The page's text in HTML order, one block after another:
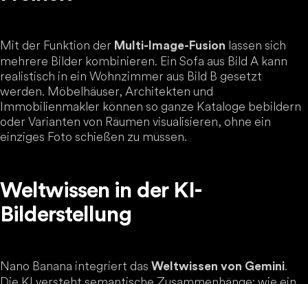
Mit der Funktion der Multi-Image-Fusion lassen sich
mehrere Bilder kombinieren. Ein Sofa aus Bild A kann
realistisch in ein Wohnzimmer aus Bild B gesetzt
werden. Möbelhäuser, Architekten und
Immobilienmakler können so ganze Kataloge bebildern
oder Varianten von Räumen visualisieren, ohne ein
einziges Foto schießen zu müssen.
Weltwissen in der KI-
Bilderstellung
Nano Banana integriert das Weltwissen von Gemini.